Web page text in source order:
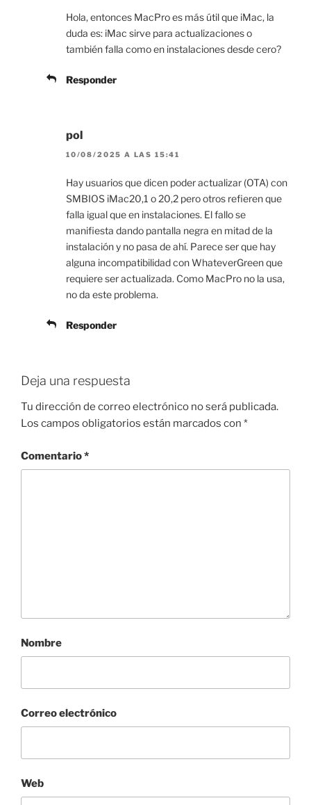
Hola, entonces MacPro es más útil que iMac, la
duda es: iMac sirve para actualizaciones o
también falla como en instalaciones desde cero?
Responder
pol
10/08/2025 A LAS 15:41
Hay usuarios que dicen poder actualizar (OTA) con
SMBIOS iMac20,1 o 20,2 pero otros refieren que
falla igual que en instalaciones. El fallo se
manifiesta dando pantalla negra en mitad de la
instalación y no pasa de ahí. Parece ser que hay
alguna incompatibilidad con WhateverGreen que
requiere ser actualizada. Como MacPro no la usa,
no da este problema.
Responder
Deja una respuesta
Tu dirección de correo electrónico no será publicada.
Los campos obligatorios están marcados con *
Comentario*
Nombre
Correo electrónico
Web